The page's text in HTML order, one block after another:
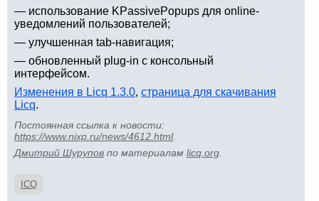
— использование KPassivePopups для online-
уведомлений пользователей;
— улучшенная tab-навигация;
— обновленный plug-in с консольный
интерфейсом.
Изменения в Licq 1.3.0, страница для скачивания
Licq.
Постоянная ссылка к новости:
https://www.nixp.ru/news/4612.html.
Дмитрий Шурупов по материалам licq.org
ICQ